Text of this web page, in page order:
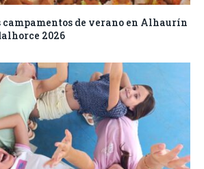
campamentos de verano en Alhaurín
2026